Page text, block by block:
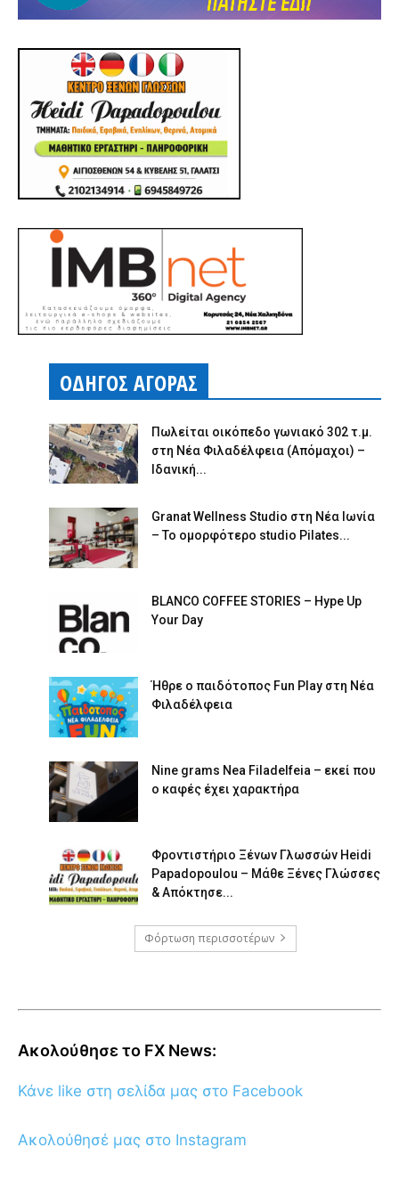
ΟΔΗΓΟΣ ΑΓΟΡΑΣ
Πωλείται οικόπεδο γωνιακό 302 τ.μ.
στη Νέα Φιλαδέλφεια (Απόμαχοι) –
Ιδανική...
Granat Wellness Studio στη Νέα Ιωνία
– Το ομορφότερο studio Pilates...
BLANCO COFFEE STORIES – Hype Up
Your Day
Ήθρε ο παιδότοπος Fun Play στη Νέα
Φιλαδέλφεια
Nine grams Nea Filadelfeia – εκεί που
ο καφές έχει χαρακτήρα
Φροντιστήριο Ξένων Γλωσσών Heidi
Papadopoulou – Μάθε Ξένες Γλώσσες
& Απόκτησε...
Φόρτωση περισσοτέρων
Ακολούθησε το FX News:
Κάνε like στη σελίδα μας στο Facebook
Ακολούθησέ μας στο Instagram